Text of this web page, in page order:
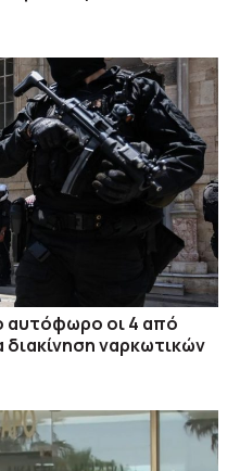
αυτόφωρο οι 4 από
ναρκωτικών